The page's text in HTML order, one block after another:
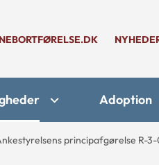
Adoption
principafgørelse R-